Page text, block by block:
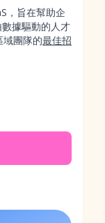
，旨在幫助企
據驅動的人才
團隊的最佳招